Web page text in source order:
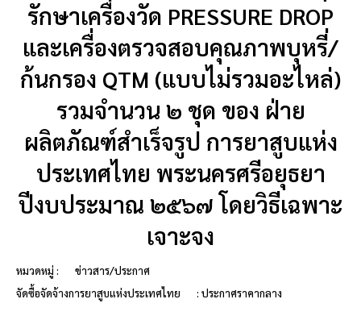
รักษาเครื่องวัด PRESSURE DROP
และเครื่องตรวจสอบคุณภาพบุหรี่/
ก้นกรอง QTM (แบบไม่รวมอะไหล่)
รวมจำนวน ๒ ชุด ของ ฝ่าย
ผลิตภัณฑ์สำเร็จรูป การยาสูบแห่ง
ประเทศไทย พระนครศรีอยุธยา
ปีงบประมาณ ๒๕๖๗ โดยวิธีเฉพาะ
เจาะจง
หมวดหมู่ :
ข่าวสาร/ประกาศ
จัดซื้อจัดจ้างการยาสูบแห่งประเทศไทย
: ประกาศราคากลาง